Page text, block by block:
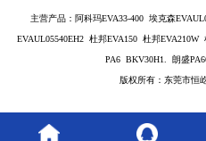
主营产品：阿科玛EVA33-400 埃克森
EVAUL05540EH2 杜邦EVA150 杜邦
PA6 BKV30H1. 朗盛
版权所有：东莞市恒